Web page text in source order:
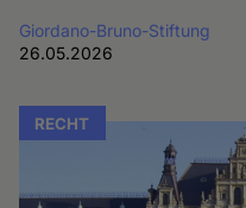
Giordano-Bruno-Stiftung
26.05.2026
RECHT